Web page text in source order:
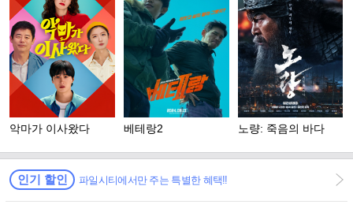
악마가 이사왔다 베테랑2 노량: 죽음의 바다
인기 할인 파일시티에서만 주는 특별한 혜택!!